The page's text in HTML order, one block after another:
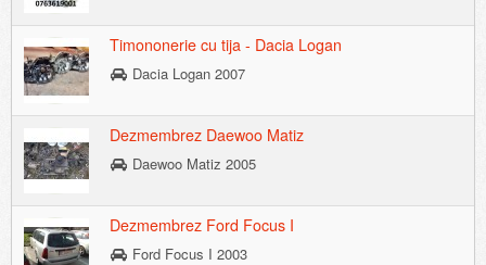
Timononerie cu tija - Dacia Logan
Dacia Logan 2007
Dezmembrez Daewoo Matiz
Daewoo Matiz 2005
Dezmembrez Ford Focus I
Ford Focus I 2003